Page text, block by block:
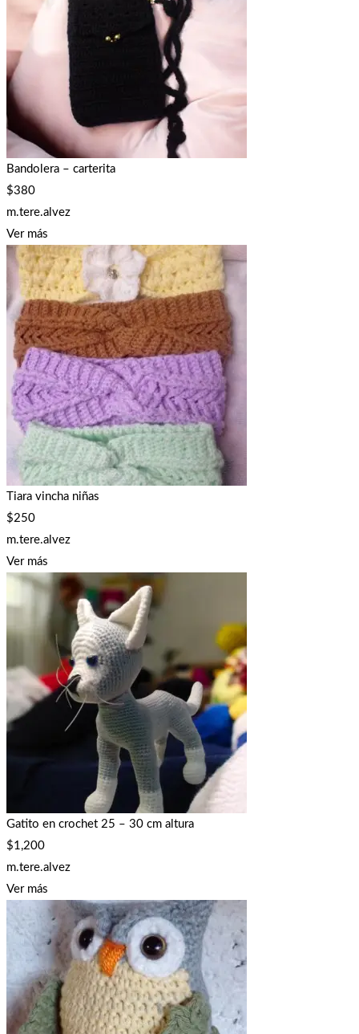
Bandolera – carterita
$380
m.tere.alvez
Ver más
Tiara vincha niñas
$250
m.tere.alvez
Ver más
Gatito en crochet 25 – 30 cm altura
$1,200
m.tere.alvez
Ver más